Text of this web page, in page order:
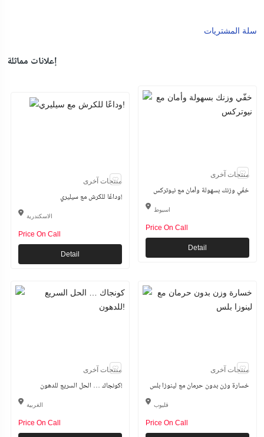
سلة المشتريات
إعلانات مماثلة
منتجات آخرى
وداعًا للكرش مع سيليري!
الاسكندرية
Price On Call
Detail
منتجات آخرى
خفّي وزنك بسهولة وأمان مع نيوتركس
اسيوط
Price On Call
Detail
منتجات آخرى
كونجاك … الحل السريع للدهون!
الغربية
Price On Call
منتجات آخرى
خسارة وزن بدون حرمان مع لينوزا بلس
قليوب
Price On Call